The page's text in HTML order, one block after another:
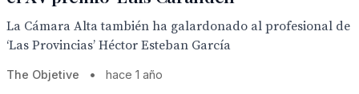
La Cámara Alta también ha galardonado al profesional de
‘Las Provincias’ Héctor Esteban García
The Objetive • hace 1 año